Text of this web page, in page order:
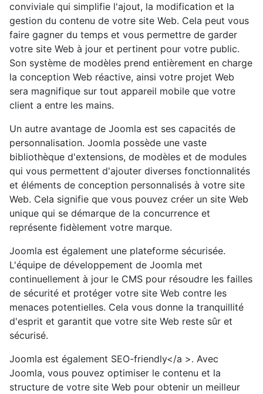
conviviale qui simplifie l'ajout, la modification et la
gestion du contenu de votre site Web. Cela peut vous
faire gagner du temps et vous permettre de garder
votre site Web à jour et pertinent pour votre public.
Son système de modèles prend entièrement en charge
la conception Web réactive, ainsi votre projet Web
sera magnifique sur tout appareil mobile que votre
client a entre les mains.
Un autre avantage de Joomla est ses capacités de
personnalisation. Joomla possède une vaste
bibliothèque d'extensions, de modèles et de modules
qui vous permettent d'ajouter diverses fonctionnalités
et éléments de conception personnalisés à votre site
Web. Cela signifie que vous pouvez créer un site Web
unique qui se démarque de la concurrence et
représente fidèlement votre marque.
Joomla est également une plateforme sécurisée.
L'équipe de développement de Joomla met
continuellement à jour le CMS pour résoudre les failles
de sécurité et protéger votre site Web contre les
menaces potentielles. Cela vous donne la tranquillité
d'esprit et garantit que votre site Web reste sûr et
sécurisé.
Joomla est également SEO-friendly</a >. Avec
Joomla, vous pouvez optimiser le contenu et la
structure de votre site Web pour obtenir un meilleur